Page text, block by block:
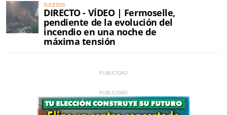
SUCESOS
DIRECTO - VÍDEO | Fermoselle,
pendiente de la evolución del
incendio en una noche de
máxima tensión